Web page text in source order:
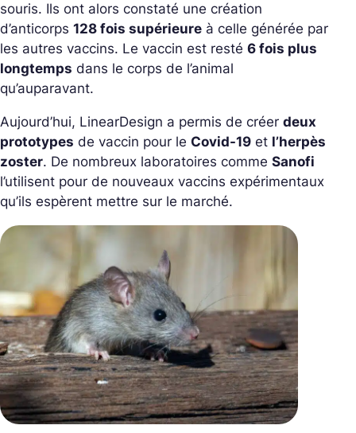
souris. Ils ont alors constaté une création
d’anticorps 128 fois supérieure à celle générée par
les autres vaccins. Le vaccin est resté 6 fois plus
longtemps dans le corps de l’animal
qu’auparavant.
Aujourd’hui, LinearDesign a permis de créer deux
prototypes de vaccin pour le Covid-19 et l’herpès
zoster. De nombreux laboratoires comme Sanofi
l’utilisent pour de nouveaux vaccins expérimentaux
qu’ils espèrent mettre sur le marché.